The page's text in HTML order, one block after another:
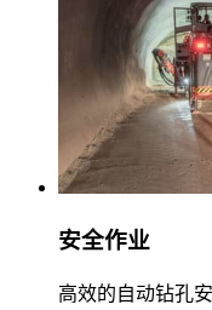
安全作业
高效的自动钻孔